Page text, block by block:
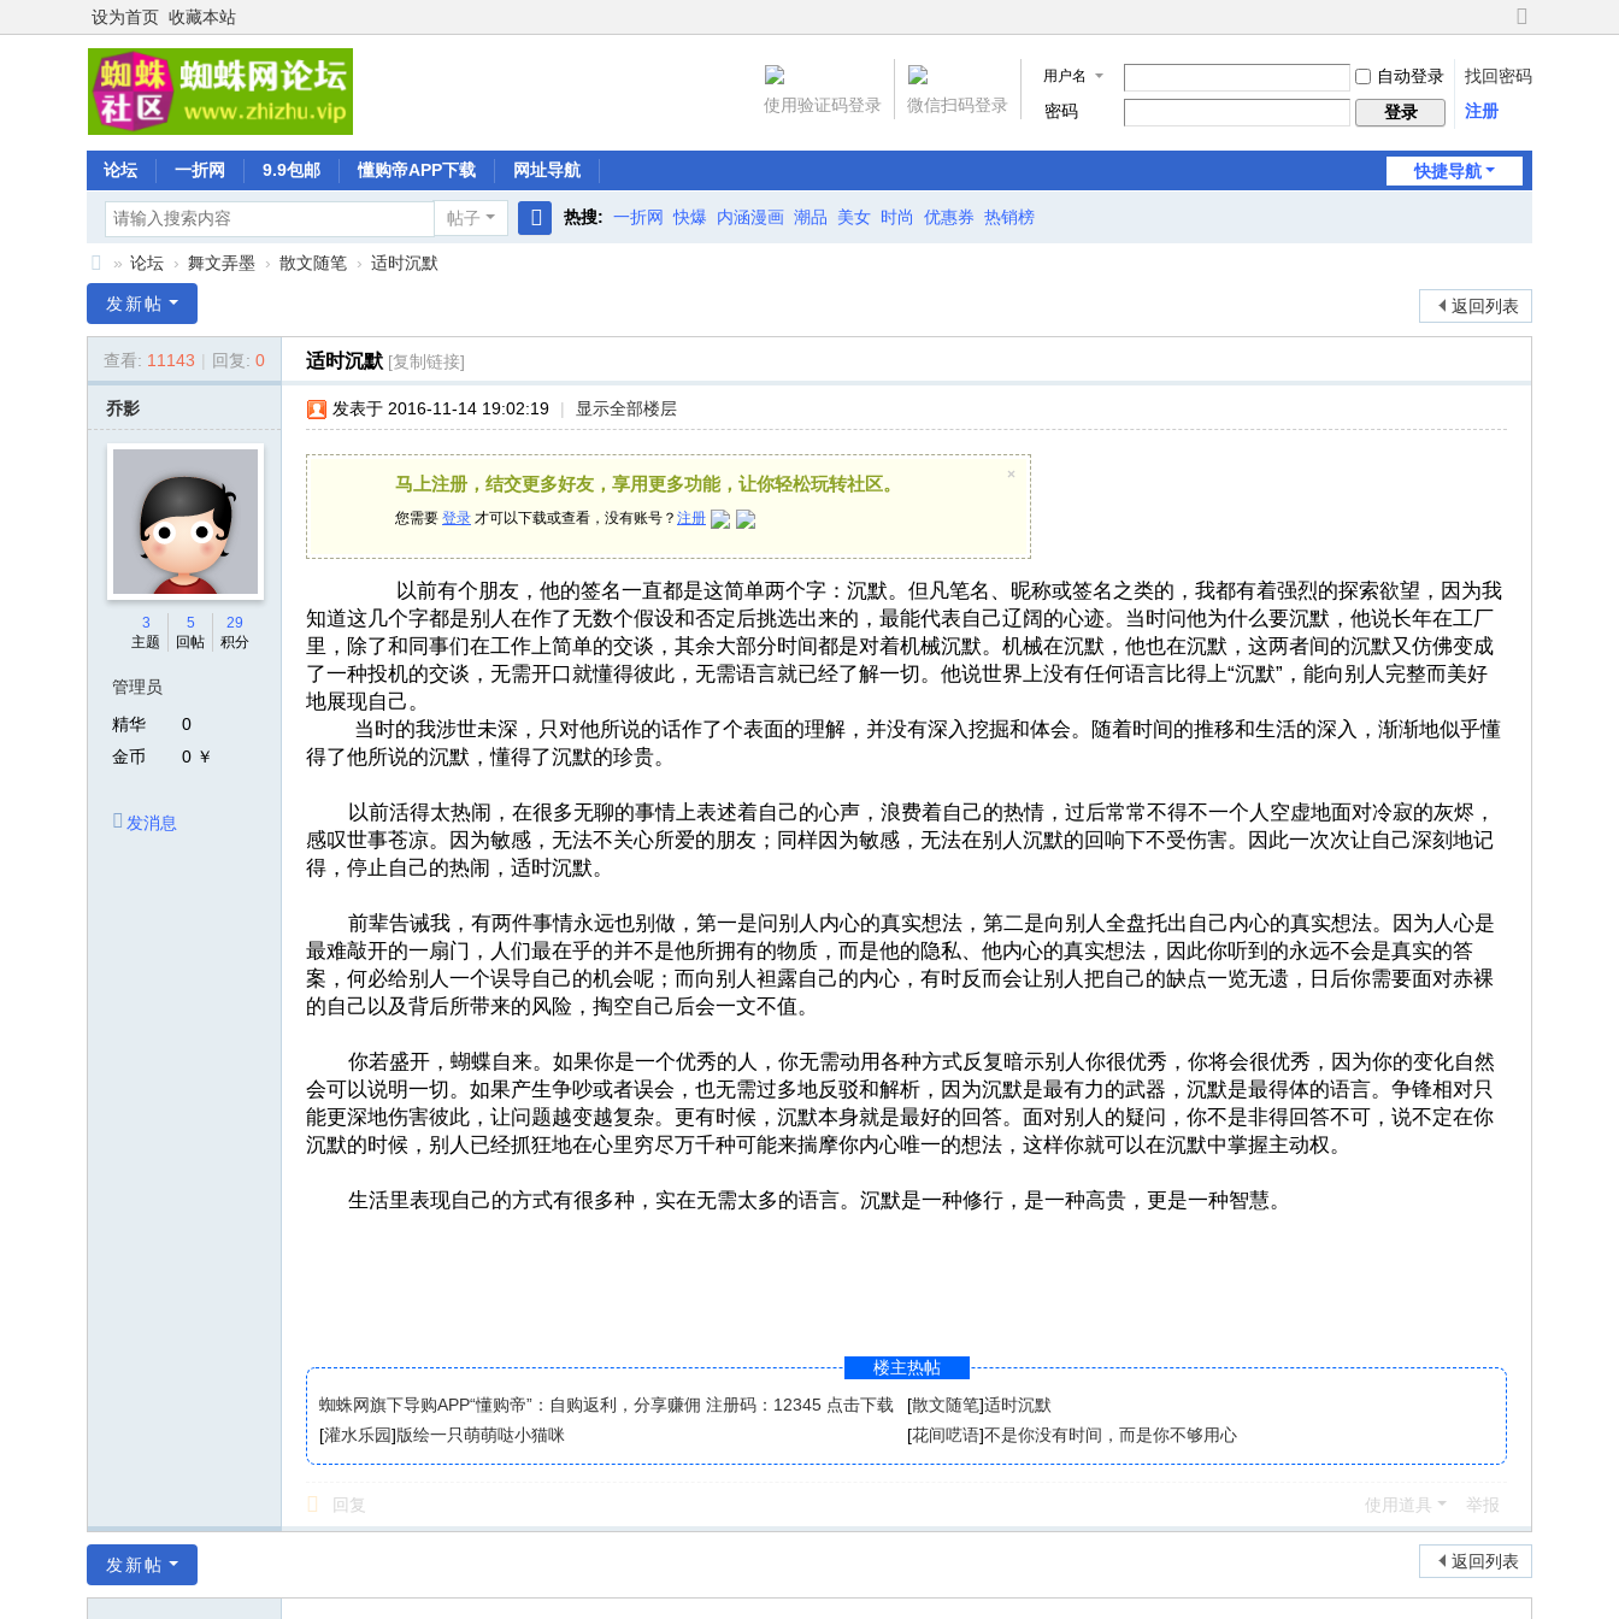
设为首页 收藏本站
切
到
用户名 自动登录
找回密码
密码
登录 注册
微信扫码登录
使用验证码登录
快捷导航
论坛 一折网 9.9包邮 懂购帝APP下载 网址导航
帖子 热搜: 一折网 快爆 内涵漫画 潮品 美女 时尚 优惠券 热销榜
蛛
社
» 论坛 › 舞文弄墨 › 散文随笔 › 适时沉默
返回列表
发新帖
查看: 11143 | 回复: 0 适时沉默 [复制链接]
乔影
3
主题
5
回帖
29
积分
管理员
精华
0
金币
0 ￥
发消息
发表于 2016-11-14 19:02:19 | 显示全部楼层
马上注册，结交更多好友，享用更多功能，让你轻松玩转社区。
您需要 登录 才可以下载或查看，没有账号？ 注册
×
以前有个朋友，他的签名一直都是这简单两个字：沉默。但凡笔名、昵称或签名之类的，我都有着强烈的探索欲望，因为我
知道这几个字都是别人在作了无数个假设和否定后挑选出来的，最能代表自己辽阔的心迹。当时问他为什么要沉默，他说长年在工厂
里，除了和同事们在工作上简单的交谈，其余大部分时间都是对着机械沉默。机械在沉默，他也在沉默，这两者间的沉默又仿佛变成
了一种投机的交谈，无需开口就懂得彼此，无需语言就已经了解一切。他说世界上没有任何语言比得上“沉默”，能向别人完整而美好
地展现自己。
当时的我涉世未深，只对他所说的话作了个表面的理解，并没有深入挖掘和体会。随着时间的推移和生活的深入，渐渐地似乎懂
得了他所说的沉默，懂得了沉默的珍贵。
以前活得太热闹，在很多无聊的事情上表述着自己的心声，浪费着自己的热情，过后常常不得不一个人空虚地面对冷寂的灰烬，
感叹世事苍凉。因为敏感，无法不关心所爱的朋友；同样因为敏感，无法在别人沉默的回响下不受伤害。因此一次次让自己深刻地记
得，停止自己的热闹，适时沉默。
前辈告诫我，有两件事情永远也别做，第一是问别人内心的真实想法，第二是向别人全盘托出自己内心的真实想法。因为人心是
最难敲开的一扇门，人们最在乎的并不是他所拥有的物质，而是他的隐私、他内心的真实想法，因此你听到的永远不会是真实的答
案，何必给别人一个误导自己的机会呢；而向别人袒露自己的内心，有时反而会让别人把自己的缺点一览无遗，日后你需要面对赤裸
的自己以及背后所带来的风险，掏空自己后会一文不值。
你若盛开，蝴蝶自来。如果你是一个优秀的人，你无需动用各种方式反复暗示别人你很优秀，你将会很优秀，因为你的变化自然
会可以说明一切。如果产生争吵或者误会，也无需过多地反驳和解析，因为沉默是最有力的武器，沉默是最得体的语言。争锋相对只
能更深地伤害彼此，让问题越变越复杂。更有时候，沉默本身就是最好的回答。面对别人的疑问，你不是非得回答不可，说不定在你
沉默的时候，别人已经抓狂地在心里穷尽万千种可能来揣摩你内心唯一的想法，这样你就可以在沉默中掌握主动权。
生活里表现自己的方式有很多种，实在无需太多的语言。沉默是一种修行，是一种高贵，更是一种智慧。
楼主热帖
蜘蛛网旗下导购APP“懂购帝”：自购返利，分享赚佣 注册码：12345 点击下载
适时沉默
[散文随笔]
版绘一只萌萌哒小猫咪
[灌水乐园] 不是你没有时间，而是你不够用心
[花间呓语]
回复 使用道具 举报
返回列表
发新帖